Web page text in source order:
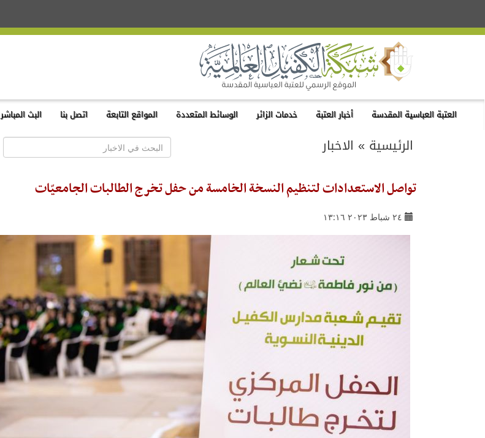
العتبة العباسية المقدسة أخبار العتبة خدمات الزائر الوسائط المتعددة المواقع التابعة اتصل بنا البث المباشر
الرئيسية » الاخبار
تواصل الاستعدادات لتنظيم النسخة الخامسة من حفل تخرج الطالبات الجامعيّات
٢٤ شباط ٢٠٢٣ ١٣:١٦